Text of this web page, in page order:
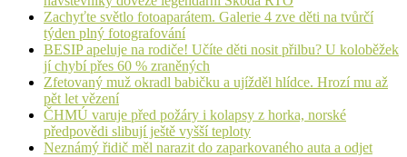
Zachyťte světlo fotoaparátem. Galerie 4 zve děti na tvůrčí
týden plný fotografování
BESIP apeluje na rodiče! Učíte děti nosit přilbu? U koloběžek
jí chybí přes 60 % zraněných
Zfetovaný muž okradl babičku a ujížděl hlídce. Hrozí mu až
pět let vězení
ČHMÚ varuje před požáry i kolapsy z horka, norské
předpovědi slibují ještě vyšší teploty
Neznámý řidič měl narazit do zaparkovaného auta a odjet